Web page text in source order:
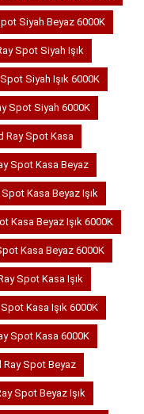
Siyah Beyaz 6000K
Spot Siyah Işık
Siyah Işık 6000K
Spot Siyah 6000K
Ray Spot Kasa
Spot Kasa Beyaz
Kasa Beyaz Işık
Kasa Beyaz Işık 6000K
Kasa Beyaz 6000K
Spot Kasa Işık
Kasa Işık 6000K
Spot Kasa 6000K
Ray Spot Beyaz
Spot Beyaz Işık